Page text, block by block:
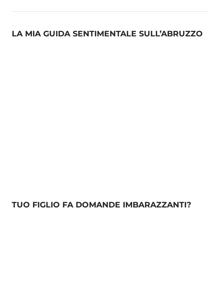
LA MIA GUIDA SENTIMENTALE SULL’ABRUZZO
TUO FIGLIO FA DOMANDE IMBARAZZANTI?